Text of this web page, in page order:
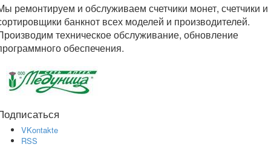
ремонтируем и обслуживаем счетчики монет, счетчики и
банкнот всех моделей и производителей.
техническое обслуживание, обновление
обеспечения.
VKontakte
RSS